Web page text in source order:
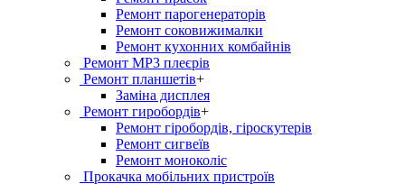
Ремонт парогенераторiв
Ремонт соковижималки
Ремонт кухонних комбайнів
Ремонт MP3 плеєрів
Ремонт планшетів+
Заміна дисплея
Ремонт гиробордiв+
Ремонт гіробордів, гіроскутерів
Ремонт сигвеїв
Ремонт моноколіс
Прокачка мобільних пристроїв